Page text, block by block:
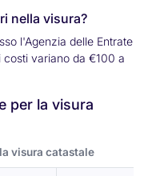
nella visura?
l'Agenzia delle Entrate
variano da €100 a
per la visura
visura catastale